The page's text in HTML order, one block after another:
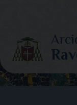
content